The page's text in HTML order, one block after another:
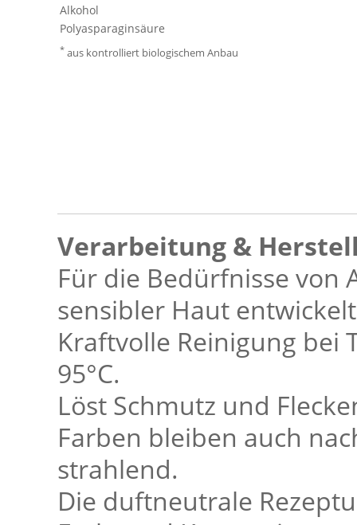
Alkohol
Polyasparaginsäure
*aus kontrolliert biologischem Anbau
Verarbeitung &
Für die Bedürfnisse von
sensibler Haut
Kraftvolle Reinigung bei
95°C.
Löst Schmutz und
Farben bleiben auch
strahlend.
Die duftneutrale